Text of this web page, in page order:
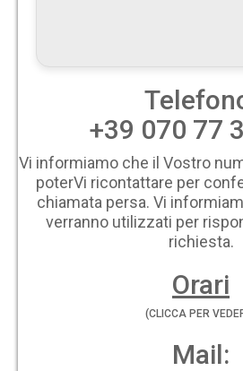
+39 070 77
Vi informiamo che il Vostro
poterVi ricontattare per
chiamata persa. Vi
verranno utilizzati per
richiesta.
Orari
(CLICCA PER
Mail: